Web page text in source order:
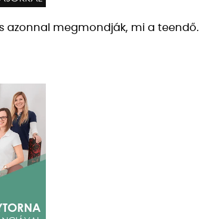
azonnal megmondják, mi a teendő.